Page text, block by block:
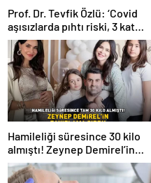
Prof. Dr. Tevfik Özlü: ‘Covid
aşısızlarda pıhtı riski, 3 kat
daha fazla’
Hamileliği süresince 30 kilo
almıştı! Zeynep Demirel’in
zayıflama sırrı! MUCİZEVİ
ETKİ!